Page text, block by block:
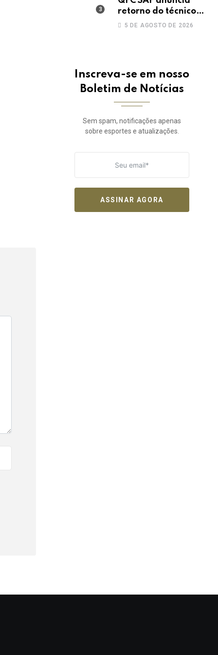
retorno do técnico
João Paulo para a
5 DE AGOSTO DE 2026
Inscreva-se em nosso
Boletim de Notícias
Sem spam, notificações apenas
sobre esportes e atualizações.
ASSINAR AGORA